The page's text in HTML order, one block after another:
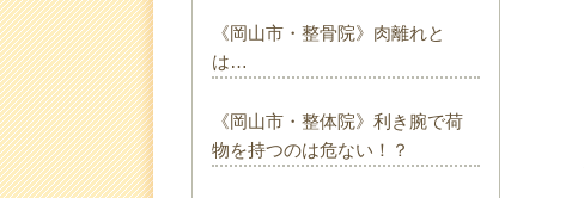
《岡山市・整骨院》肉離れと
は…
《岡山市・整体院》利き腕で荷
物を持つのは危ない！？